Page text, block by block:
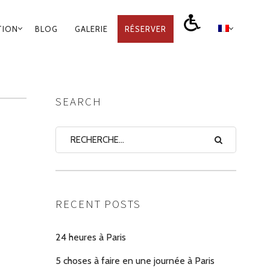
BLOG GALERIE RÉSERVER
SEARCH
RECENT POSTS
24 heures à Paris
5 choses à faire en une journée à Paris